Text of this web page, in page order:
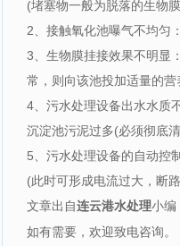
(堵塞物一般为脱落的生物
2、接触氧化池曝气不均匀
3、生物膜挂接效果不明显
常，则向该池投加适量的
4、污水处理设备出水水质
沉淀池污泥过多(必须彻底
5、污水处理设备的自动控
(此时可形成电流过大，断
文章出自连云港水处理小编
如有需要，欢迎致电咨询。